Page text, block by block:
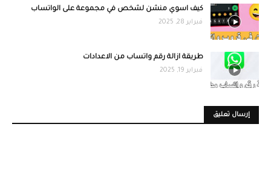
كيف اسوي منشن لشخص في مجموعة على الواتساب
فبراير 28, 2025
طريقة ازالة رقم واتساب من الاعدادات
فبراير 19, 2025
إرسال تعليق